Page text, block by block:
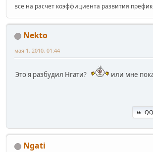
все на расчет коэффициента развития
Nekto
мая 1, 2010, 01:44
Это я разбудил Нгати? или мне
QQ
Ngati